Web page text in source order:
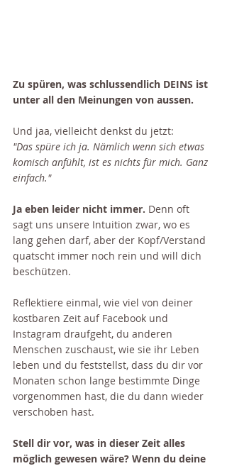
Zu spüren, was schlussendlich DEINS ist
unter all den Meinungen von aussen.
Und jaa, vielleicht denkst du jetzt:
"Das spüre ich ja. Nämlich wenn sich etwas
komisch anfühlt, ist es nichts für mich. Ganz
einfach."
Ja eben leider nicht immer. Denn oft
sagt uns unsere Intuition zwar, wo es
lang gehen darf, aber der Kopf/Verstand
quatscht immer noch rein und will dich
beschützen.
Reflektiere einmal, wie viel von deiner
kostbaren Zeit auf Facebook und
Instagram draufgeht, du anderen
Menschen zuschaust, wie sie ihr Leben
leben und du feststellst, dass du dir vor
Monaten schon lange bestimmte Dinge
vorgenommen hast, die du dann wieder
verschoben hast.
Stell dir vor, was in dieser Zeit alles
möglich gewesen wäre? Wenn du deine